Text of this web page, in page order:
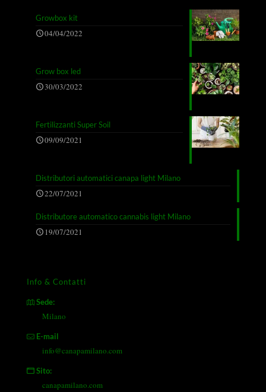
Growbox kit
04/04/2022
Grow box led
30/03/2022
Fertilizzanti Super Soil
09/09/2021
Distributori automatici canapa light Milano
22/07/2021
Distributore automatico cannabis light Milano
19/07/2021
Info & Contatti
Sede:
Milano
E-mail
info@canapamilano.com
Sito:
canapamilano.com